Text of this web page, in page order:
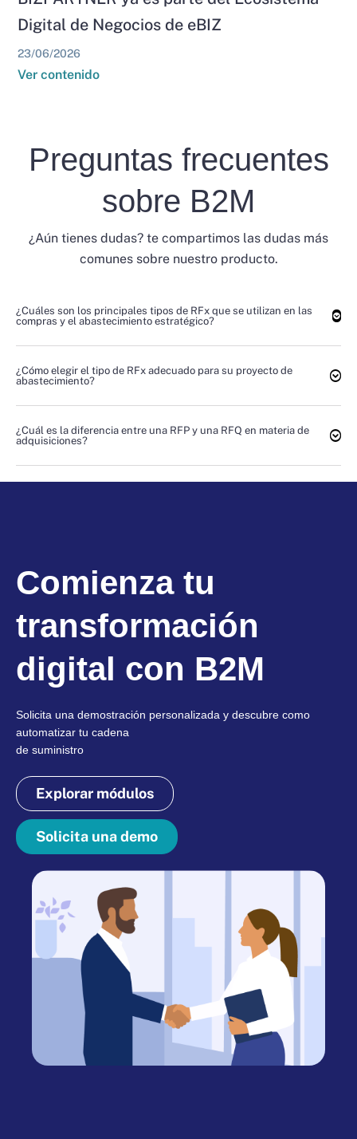
Digital de Negocios de eBIZ
23/06/2026
Ver contenido
Preguntas frecuentes
sobre B2M
¿Aún tienes dudas? te compartimos las dudas más
comunes sobre nuestro producto.
¿Cuáles son los principales tipos de RFx que se utilizan en las
compras y el abastecimiento estratégico?
¿Cómo elegir el tipo de RFx adecuado para su proyecto de
abastecimiento?
¿Cuál es la diferencia entre una RFP y una RFQ en materia de
adquisiciones?
Comienza tu
transformación
digital con B2M
Solicita una demostración personalizada y descubre como
automatizar tu cadena
de suministro
Explorar módulos
Solicita una demo